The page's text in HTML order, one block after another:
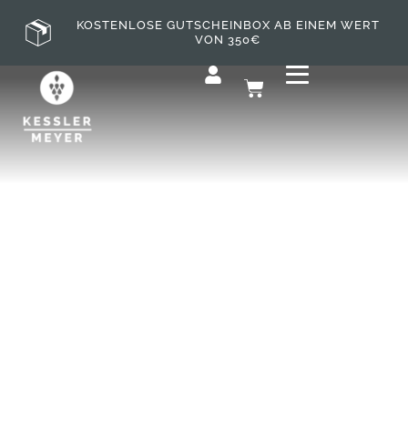
KOSTENLOSE GUTSCHEINBOX AB EINEM WERT
VON 350€
SENSATIONAL HANDS